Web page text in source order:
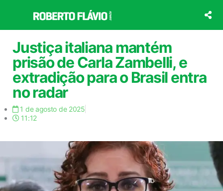
o
conteúdo
Justiça italiana mantém
prisão de Carla Zambelli, e
extradição para o Brasil entra
no radar
1 de agosto de 2025
11:12